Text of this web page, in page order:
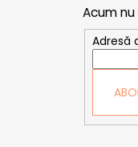
Acum
Adresă